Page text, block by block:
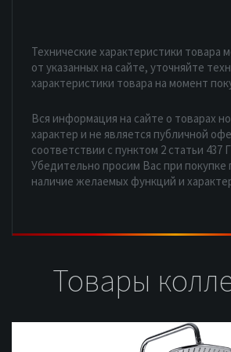
Технические характеристики товара
от указанных на сайте, уточняйте
характеристики товара на момент
Вся информация на сайте о товарах
характер и не является публичной
соответствии с пунктом 2 статьи 437
Убедительно просим Вас при покупке
наличие желаемых функций и
Товары